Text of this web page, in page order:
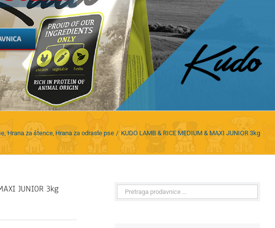
Hrana za štence Hrana za odrasle pse KUDO LAMB & RICE MEDIUM & MAXI JUNIOR 3kg
JUNIOR 3kg